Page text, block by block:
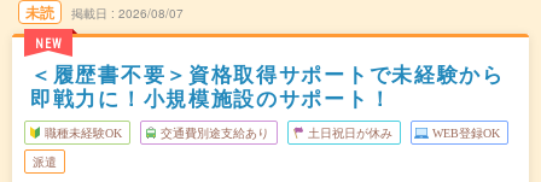
未読
NEW
掲載日 2026/08/07
＜履歴書不要＞資格取得サポートで未経験から
即戦力に！小規模施設のサポート！
職種未経験OK 交通費別途支給あり 土日祝日が休み WEB登録OK
派遣